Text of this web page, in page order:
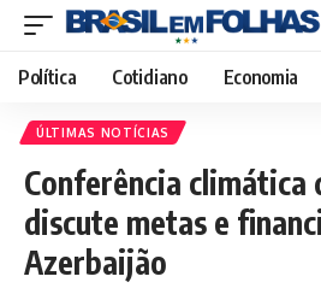
Política Cotidiano Economia
ÚLTIMAS NOTÍCIAS
Conferência climática
discute metas e
Azerbaijão